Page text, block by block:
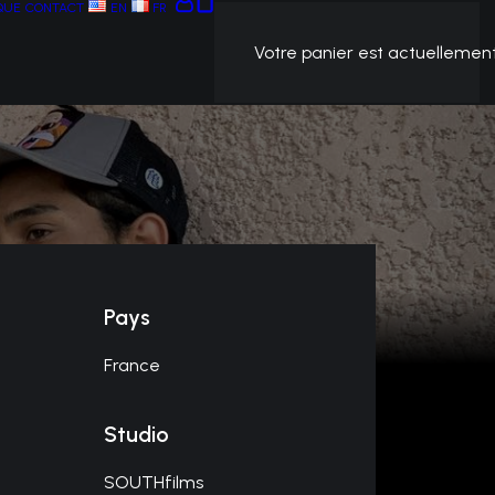
CONTACT EN FR
Votre panier est
Pays
France
Studio
SOUTHfilms